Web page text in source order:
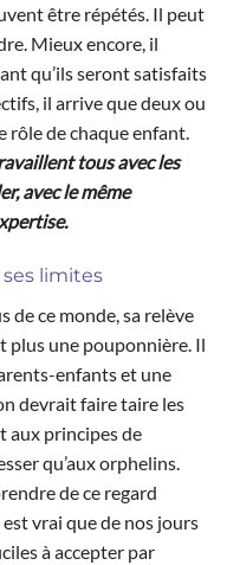
être répétés. Il peut
Mieux encore, il
qu’ils seront satisfaits
il arrive que deux ou
rôle de chaque enfant.
tous avec les
avec le même
limites
de ce monde, sa relève
plus une pouponnière. Il
enfants et une
devrait faire taire les
aux principes de
qu’aux orphelins.
de ce regard
vrai que de nos jours
à accepter par